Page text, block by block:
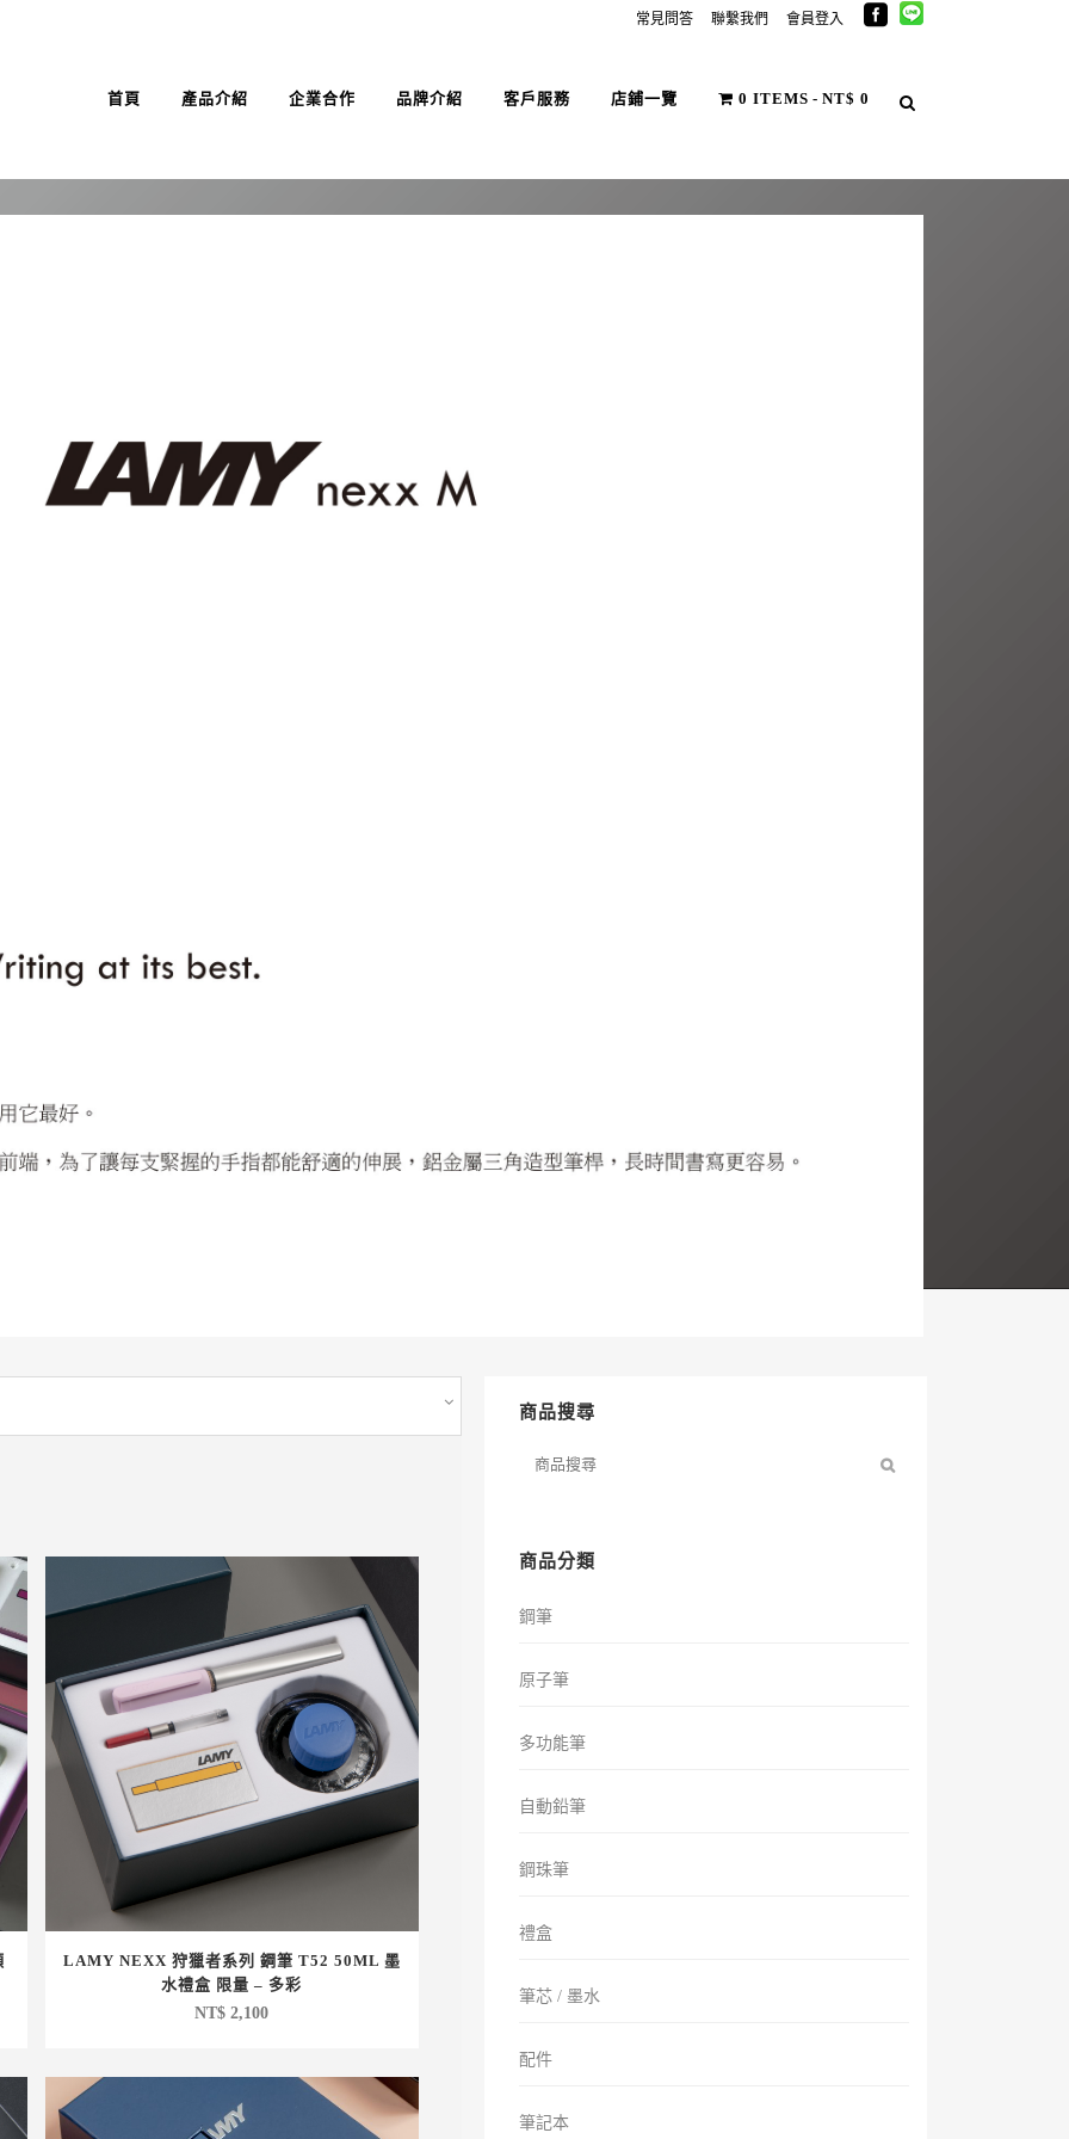
常見問答 聯繫我們 會員登入
首頁 產品介紹 企業合作 品牌介紹 客戶服務 店鋪一覽 0 ITEMS NT$ 0
LAMY NEXX 狩獵者系列 鋼筆 T52 50ML 墨
水禮盒 限量 – 多彩
NT$ 2,100
商品搜尋
商品分類
鋼筆
原子筆
多功能筆
自動鉛筆
鋼珠筆
禮盒
筆芯 / 墨水
配件
筆記本